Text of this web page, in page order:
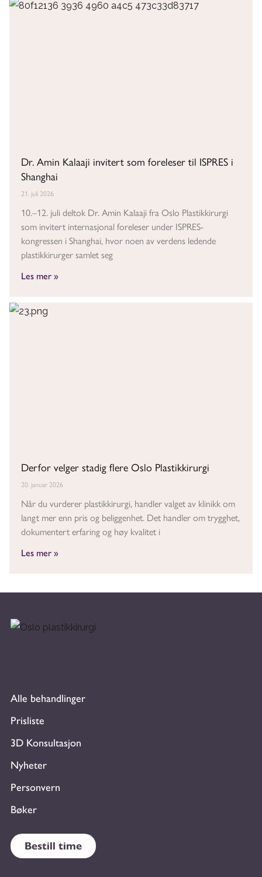
Dr. Amin Kalaaji invitert som foreleser til ISPRES i
Shanghai
21. juli 2026
10.–12. juli deltok Dr. Amin Kalaaji fra Oslo Plastikkirurgi
som invitert internasjonal foreleser under ISPRES-
kongressen i Shanghai, hvor noen av verdens ledende
plastikkirurger samlet seg
Les mer »
Derfor velger stadig flere Oslo Plastikkirurgi
20. januar 2026
Når du vurderer plastikkirurgi, handler valget av klinikk om
langt mer enn pris og beliggenhet. Det handler om trygghet,
dokumentert erfaring og høy kvalitet i
Les mer »
Alle behandlinger
Prisliste
3D Konsultasjon
Nyheter
Personvern
Bøker
Bestill time